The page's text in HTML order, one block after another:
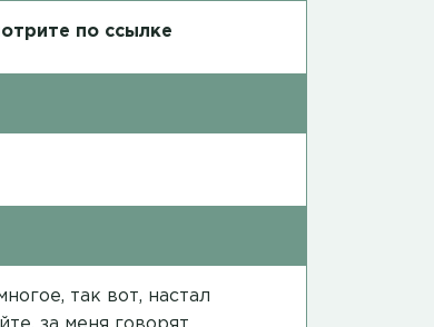
по ссылке
так вот, настал